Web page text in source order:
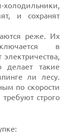
и сохранят
реже. Их
в
делает такие
ли лесу.
по скорости
строго